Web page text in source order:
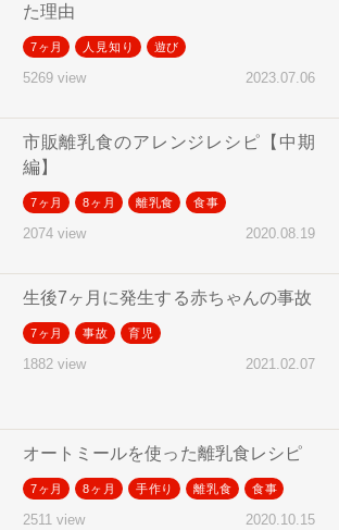
た理由
7ヶ月 人見知り 遊び
5269 view 2023.07.06
市販離乳食のアレンジレシピ【中期
編】
7ヶ月 8ヶ月 離乳食 食事
2074 view 2020.08.19
生後7ヶ月に発生する赤ちゃんの事故
7ヶ月 事故 育児
1882 view 2021.02.07
オートミールを使った離乳食レシピ
7ヶ月 8ヶ月 手作り 離乳食 食事
2511 view 2020.10.15